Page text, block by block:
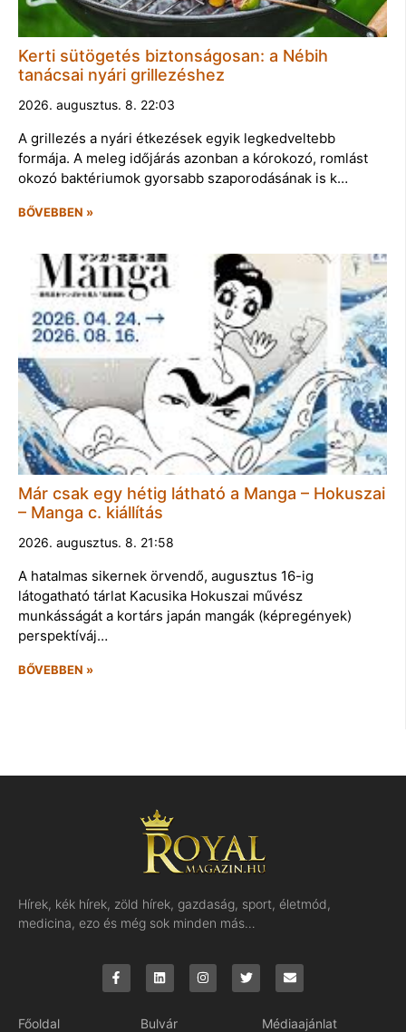
Kerti sütögetés biztonságosan: a Nébih
tanácsai nyári grillezéshez
2026. augusztus. 8. 22:03
A grillezés a nyári étkezések egyik legkedveltebb
formája. A meleg időjárás azonban a kórokozó, romlást
okozó baktériumok gyorsabb szaporodásának is k…
BŐVEBBEN »
Már csak egy hétig látható a Manga – Hokuszai
– Manga c. kiállítás
2026. augusztus. 8. 21:58
A hatalmas sikernek örvendő, augusztus 16-ig
látogatható tárlat Kacusika Hokuszai művész
munkásságát a kortárs japán mangák (képregények)
perspektíváj…
BŐVEBBEN »
Hírek, kék hírek, zöld hírek, gazdaság, sport, életmód,
medicina, ezo és még sok minden más…
Főoldal Bulvár Médiaajánlat